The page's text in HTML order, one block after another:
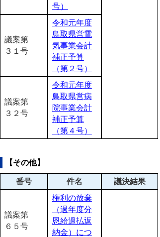
号）
議案第
３１号
令和元年度
鳥取県営電
気事業会計
補正予算
（第２号）
議案第
３２号
令和元年度
鳥取県営病
院事業会計
補正予算
（第４号）
【その他】
番号 件名 議決結果
議案第
６５号
権利の放棄
（過年度分
恩給過払返
納金）につ